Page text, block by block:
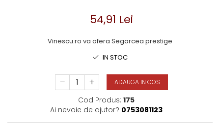
54,91 Lei
Vinescu.ro va ofera Segarcea prestige
IN STOC
ADAUGA IN COS
Cod Produs: 175
Ai nevoie de ajutor? 0753081123